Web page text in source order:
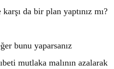
da bir plan yaptınız mı?
bunu yaparsanız
mutlaka malının azalarak